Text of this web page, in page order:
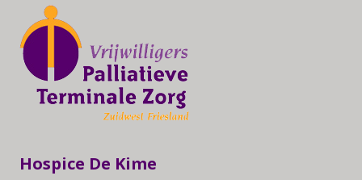
Hospice De Kime